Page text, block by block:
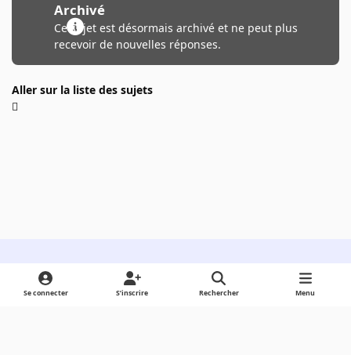
Archivé
Ce sujet est désormais archivé et ne peut plus
recevoir de nouvelles réponses.
Aller sur la liste des sujets
Light ModeDark ModeSystem Preference
Se connecter S’inscrire Rechercher Menu